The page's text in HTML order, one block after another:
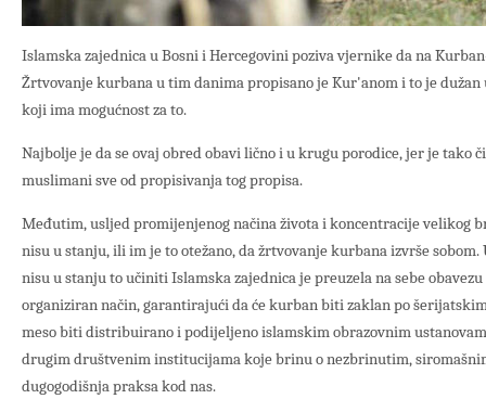
Islamska zajednica u Bosni i Hercegovini poziva vjernike da na
Žrtvovanje kurbana u tim danima propisano je Kur'anom i to je
koji ima mogućnost za to.
Najbolje je da se ovaj obred obavi lično i u krugu porodice, jer je tako
muslimani sve od propisivanja tog propisa.
Međutim, usljed promijenjenog načina života i koncentracije velikog
nisu u stanju, ili im je to otežano, da žrtvovanje kurbana izvrše
nisu u stanju to učiniti Islamska zajednica je preuzela na sebe
organiziran način, garantirajući da će kurban biti zaklan po
meso biti distribuirano i podijeljeno islamskim obrazovnim
drugim društvenim institucijama koje brinu o nezbrinutim,
dugogodišnja praksa kod nas.